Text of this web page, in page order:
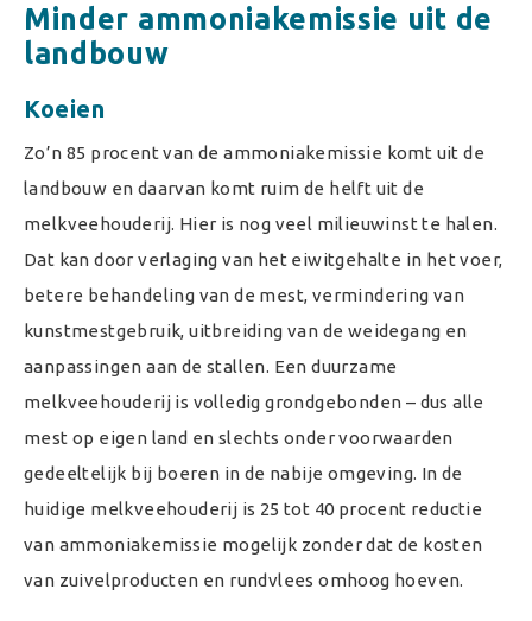
Minder ammoniakemissie uit de
landbouw
Koeien
Zo’n 85 procent van de ammoniakemissie komt uit de
landbouw en daarvan komt ruim de helft uit de
melkveehouderij. Hier is nog veel milieuwinst te halen.
Dat kan door verlaging van het eiwitgehalte in het voer,
betere behandeling van de mest, vermindering van
kunstmestgebruik, uitbreiding van de weidegang en
aanpassingen aan de stallen. Een duurzame
melkveehouderij is volledig grondgebonden – dus alle
mest op eigen land en slechts onder voorwaarden
gedeeltelijk bij boeren in de nabije omgeving. In de
huidige melkveehouderij is 25 tot 40 procent reductie
van ammoniakemissie mogelijk zonder dat de kosten
van zuivelproducten en rundvlees omhoog hoeven.